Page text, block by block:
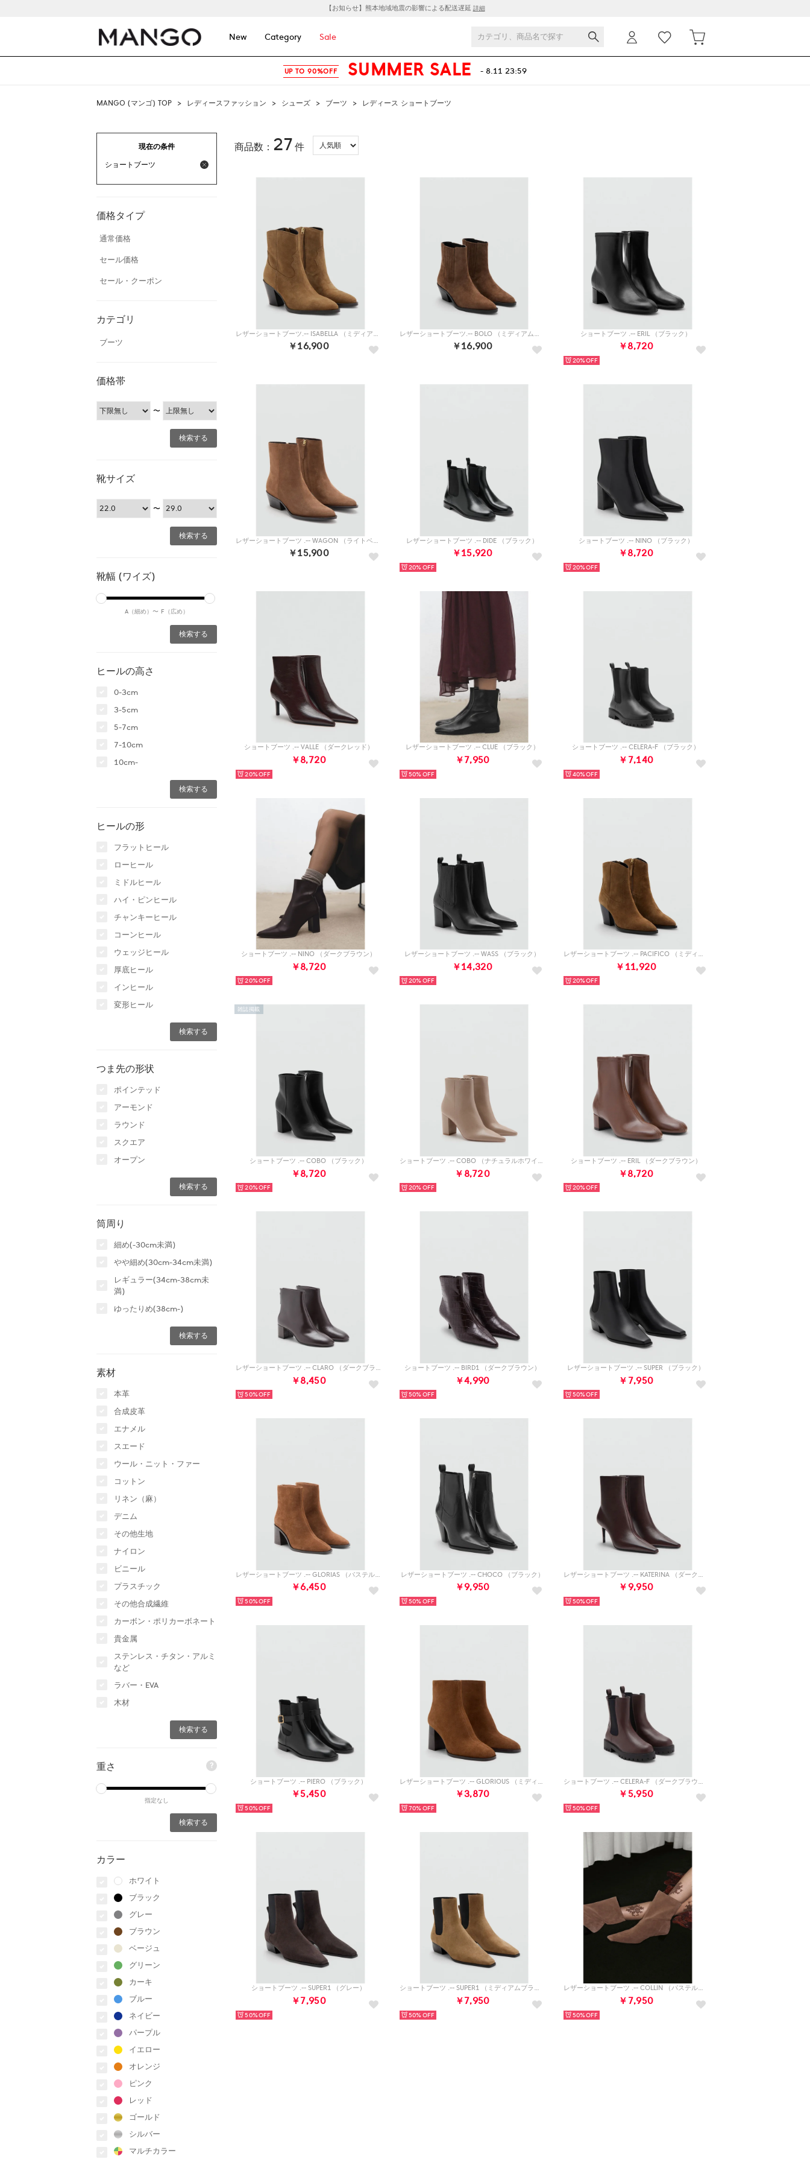
【お知らせ】熊本地域地震の影響による配送遅延 詳細
New Category Sale
UP TO 90%OFF SUMMER SALE - 8.11 23:59
MANGO (マンゴ) TOP > レディースファッション > シューズ > ブーツ > レディース ショートブーツ
現在の条件
ショートブーツ
価格タイプ
通常価格
セール価格
セール・クーポン
カテゴリ
ブーツ
価格帯
〜
靴サイズ
〜
靴幅 (ワイズ)
A（細め）〜 F（広め）
ヒールの高さ
0-3cm
3-5cm
5-7cm
7-10cm
10cm-
ヒールの形
フラットヒール
ローヒール
ミドルヒール
ハイ・ピンヒール
チャンキーヒール
コーンヒール
ウェッジヒール
厚底ヒール
インヒール
変形ヒール
つま先の形状
ポインテッド
アーモンド
ラウンド
スクエア
オープン
筒周り
細め(-30cm未満)
やや細め(30cm-34cm未満)
レギュラー(34cm-38cm未
満)
ゆったりめ(38cm-)
素材
本革
合成皮革
エナメル
スエード
ウール・ニット・ファー
コットン
リネン（麻）
デニム
その他生地
ナイロン
ビニール
プラスチック
その他合成繊維
カーボン・ポリカーボネート
貴金属
ステンレス・チタン・アルミ
など
ラバー・EVA
木材
重さ ?
指定なし
カラー
ホワイト
ブラック
グレー
ブラウン
ベージュ
グリーン
カーキ
ブルー
ネイビー
パープル
イエロー
オレンジ
ピンク
レッド
ゴールド
シルバー
マルチカラー
商品数： 27件
レザーショートブーツ.-- ISABELLA （ミディアムブラウン）
￥16,900
レザーショートブーツ.-- BOLO （ミディアムブラウン）
￥16,900
ショートブーツ .-- ERIL （ブラック）
￥8,720
20%
レザーショートブーツ .-- WAGON （ライトベージュ）
￥15,900
レザーショートブーツ .-- DIDE （ブラック）
￥15,920
20%
ショートブーツ .-- NINO （ブラック）
￥8,720
20%
ショートブーツ .-- VALLE （ダークレッド）
￥8,720
20%
レザーショートブーツ .-- CLUE （ブラック）
￥7,950
50%
ショートブーツ .-- CELERA-F （ブラック）
￥7,140
40%
ショートブーツ .-- NINO （ダークブラウン）
￥8,720
20%
レザーショートブーツ .-- WASS （ブラック）
￥14,320
20%
レザーショートブーツ .-- PACIFICO （ミディアムブラウン）
￥11,920
20%
ショートブーツ .-- COBO （ブラック）
￥8,720
雑誌掲載
20%
ショートブーツ .-- COBO （ナチュラルホワイト）
￥8,720
20%
ショートブーツ .-- ERIL （ダークブラウン）
￥8,720
20%
レザーショートブーツ .-- CLARO （ダークブラウン）
￥8,450
50%
ショートブーツ .-- BIRD1 （ダークブラウン）
￥4,990
50%
レザーショートブーツ .-- SUPER （ブラック）
￥7,950
50%
レザーショートブーツ .-- GLORIAS （パステルブラウン）
￥6,450
50%
レザーショートブーツ .-- CHOCO （ブラック）
￥9,950
50%
レザーショートブーツ .-- KATERINA （ダークブラウン）
￥9,950
50%
ショートブーツ .-- PIERO （ブラック）
￥5,450
50%
レザーショートブーツ .-- GLORIOUS （ミディアムブラウン）
￥3,870
70%
ショートブーツ .-- CELERA-F （ダークブラウン）
￥5,950
50%
ショートブーツ .-- SUPER1 （グレー）
￥7,950
50%
ショートブーツ .-- SUPER1 （ミディアムブラウン）
￥7,950
50%
レザーショートブーツ .-- COLLIN （パステルブラウン）
￥7,950
50%